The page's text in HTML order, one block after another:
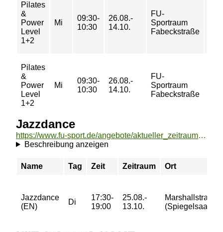
Pilates
&
Power
Level
1+2
Mi
09:30-
10:30
26.08.-
14.10.
FU-
Sportraum
Fabeckstraße
Pilates
&
Power
Level
1+2
Mi
09:30-
10:30
26.08.-
14.10.
FU-
Sportraum
Fabeckstraße
Jazzdance
https://www.fu-sport.de/angebote/aktueller_zeitraum/_Jazzdance.html
Beschreibung anzeigen
Name Tag Zeit Zeitraum Ort
Jazzdance
(EN)
Di
17:30-
19:00
25.08.-
13.10.
Marshallstraße
(Spiegelsaal)